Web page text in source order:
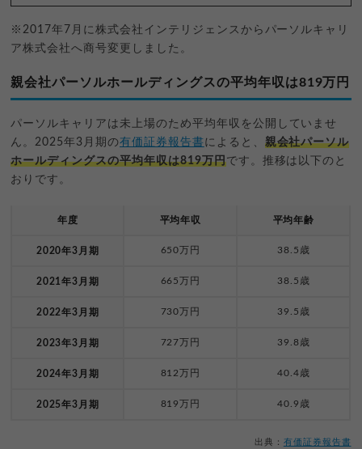
※2017年7月に株式会社インテリジェンスからパーソルキャリ
ア株式会社へ商号変更しました。
親会社パーソルホールディングスの平均年収は819万円
パーソルキャリアは未上場のため平均年収を公開していませ
ん。2025年3月期の有価証券報告書によると、 親会社パーソル
ホールディングスの平均年収は819万円です。推移は以下のと
おりです。
年度 平均年収 平均年齢
2020年3月期 650万円 38.5歳
2021年3月期 665万円 38.5歳
2022年3月期 730万円 39.5歳
2023年3月期 727万円 39.8歳
2024年3月期 812万円 40.4歳
2025年3月期 819万円 40.9歳
出典： 有価証券報告書